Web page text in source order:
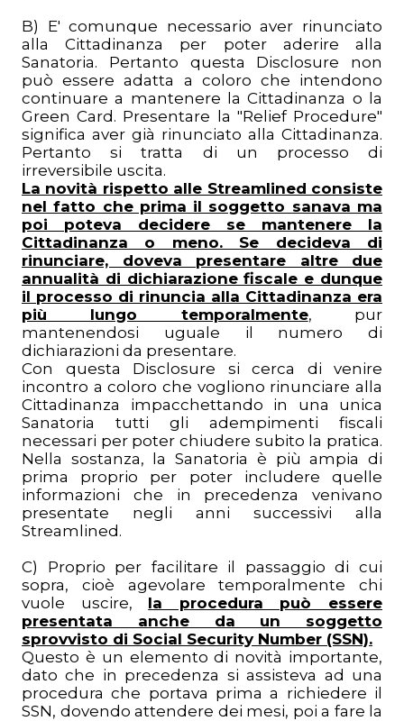
B) E' comunque necessario aver rinunciato
alla Cittadinanza per poter aderire alla
Sanatoria. Pertanto questa Disclosure non
può essere adatta a coloro che intendono
continuare a mantenere la Cittadinanza o la
Green Card. Presentare la "Relief Procedure"
significa aver già rinunciato alla Cittadinanza.
Pertanto si tratta di un processo di
irreversibile uscita.
La novità rispetto alle Streamlined consiste
nel fatto che prima il soggetto sanava ma
poi poteva decidere se mantenere la
Cittadinanza o meno. Se decideva di
rinunciare, doveva presentare altre due
annualità di dichiarazione fiscale e dunque
il processo di rinuncia alla Cittadinanza era
più lungo temporalmente, pur
mantenendosi uguale il numero di
dichiarazioni da presentare.
Con questa Disclosure si cerca di venire
incontro a coloro che vogliono rinunciare alla
Cittadinanza impacchettando in una unica
Sanatoria tutti gli adempimenti fiscali
necessari per poter chiudere subito la pratica.
Nella sostanza, la Sanatoria è più ampia di
prima proprio per poter includere quelle
informazioni che in precedenza venivano
presentate negli anni successivi alla
Streamlined.
C) Proprio per facilitare il passaggio di cui
sopra, cioè agevolare temporalmente chi
vuole uscire, la procedura può essere
presentata anche da un soggetto
sprovvisto di Social Security Number (SSN).
Questo è un elemento di novità importante,
dato che in precedenza si assisteva ad una
procedura che portava prima a richiedere il
SSN, dovendo attendere dei mesi, poi a fare la